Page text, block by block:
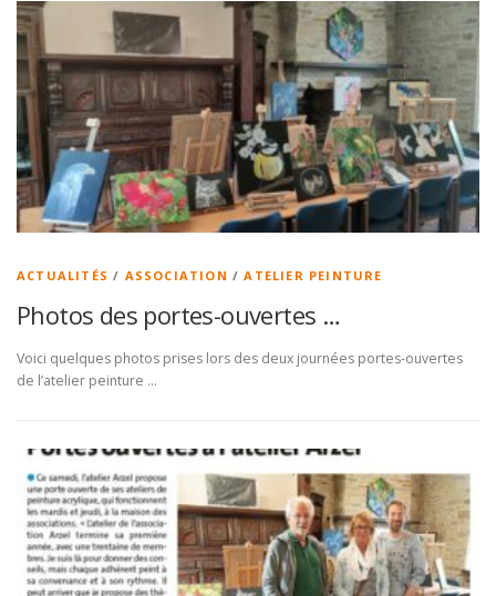
ACTUALITÉS / ASSOCIATION /ATELIER PEINTURE
Photos des portes-ouvertes …
Voici quelques photos prises lors des deux journées portes-ouvertes
de l’atelier peinture …